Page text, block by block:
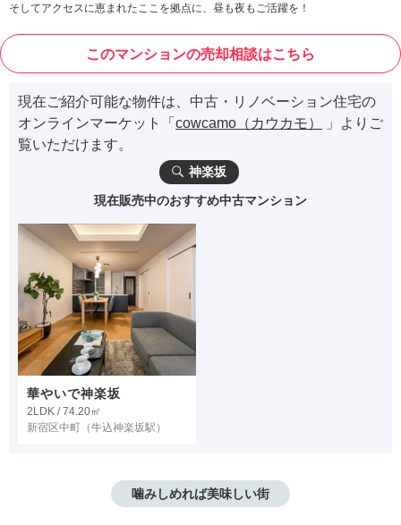
そしてアクセスに恵まれたここを拠点に、昼も夜もご活躍を！
このマンションの売却相談はこちら
現在ご紹介可能な物件は、中古・リノベーション住宅の
オンラインマーケット「 cowcamo（カウカモ）
」よりご
覧いただけます。
神楽坂
現在販売中のおすすめ中古マンション
華やいで神楽坂
2LDK / 74.20㎡
新宿区中町 （牛込神楽坂駅）
噛みしめれば美味しい街